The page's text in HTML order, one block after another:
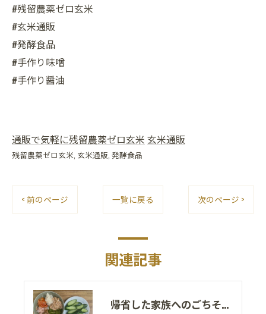
#残留農薬ゼロ玄米
#玄米通販
#発酵食品
#手作り味噌
#手作り醤油
通販で気軽に残留農薬ゼロ玄米 玄米通販
残留農薬ゼロ玄米 玄米通販 発酵食品
< 前のページ 一覧に戻る 次のページ >
関連記事
帰省した家族へのごちそうは、